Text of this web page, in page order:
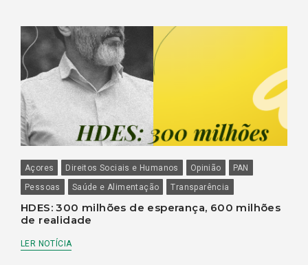
Açores Direitos Sociais e Humanos Opinião
PAN
Pessoas
Saúde e Alimentação Transparência
HDES: 300 milhões de esperança, 600 milhões
de realidade
LER NOTÍCIA